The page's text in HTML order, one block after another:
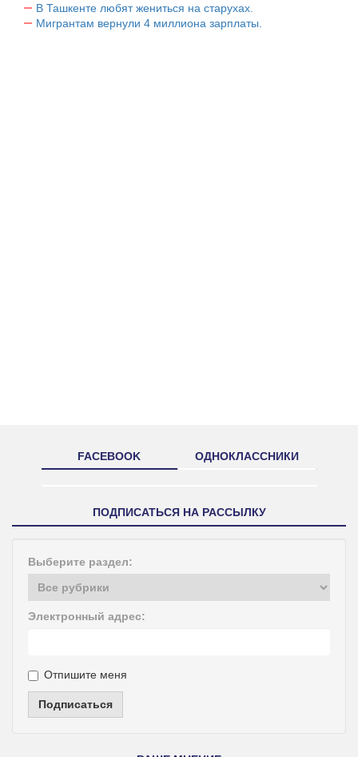
В Ташкенте любят жениться на старухах.
Мигрантам вернули 4 миллиона зарплаты.
FACEBOOK ОДНОКЛАССНИКИ
ПОДПИСАТЬСЯ НА РАССЫЛКУ
Выберите раздел:
Электронный адрес:
Отпишите меня
Подписаться